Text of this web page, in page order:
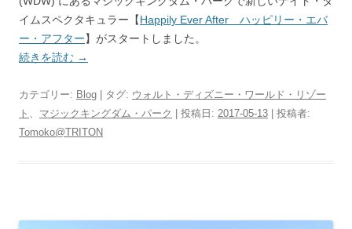
イムスペクタキュラー【Happily Ever After ハッピリー・エバ
ー・アフター】がスタートしました。
続きを読む →
カテゴリー: Blog | タグ: ウォルト・ディズニー・ワールド・リゾー
ト
マジックキングダム・パーク | 投稿日: 2017-05-13 | 投稿者:
Tomoko@TRITON